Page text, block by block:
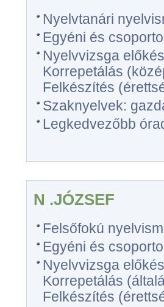
Nyelvtanári
Egyéni és
Nyelvvizsga
Korrepetálás
Felkészítés
Szaknyelvek:
Legkedvezőbb
N .JÓZSEF
Felsőfokú
Egyéni és
Nyelvvizsga
Korrepetálás
Felkészítés